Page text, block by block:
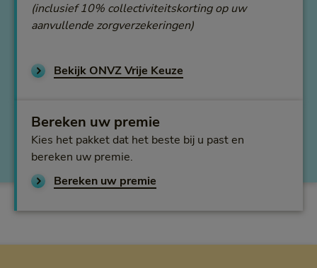
(inclusief 10% collectiviteitskorting op uw
aanvullende zorgverzekeringen)
Bekijk ONVZ Vrije Keuze
Bereken uw premie
Kies het pakket dat het beste bij u past en
bereken uw premie.
Bereken uw premie